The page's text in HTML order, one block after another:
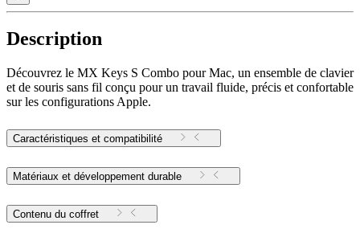
Description
Découvrez le MX Keys S Combo pour Mac, un ensemble de clavier
et de souris sans fil conçu pour un travail fluide, précis et confortable
sur les configurations Apple.
Caractéristiques et compatibilité
Matériaux et développement durable
Contenu du coffret